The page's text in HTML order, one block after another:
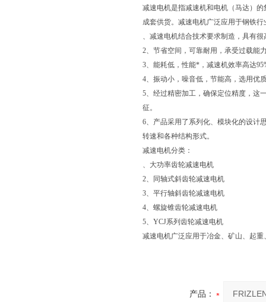
减速电机是指减速机和电机（马达）
成套供货。减速电机广泛应用于钢铁
、减速电机结合技术要求制造，具有
2、节省空间，可靠耐用，承受过载能
3、能耗低，性能*，减速机效率高达
4、振动小，噪音低，节能高，选用优
5、经过精密加工，确保定位精度，这
征。
6、产品采用了系列化、模块化的设计
转速和各种结构形式。
减速电机分类：
、大功率齿轮减速电机
2、同轴式斜齿轮减速电机
3、平行轴斜齿轮减速电机
4、螺旋锥齿轮减速电机
5、YCJ系列齿轮减速电机
减速电机广泛应用于冶金、矿山、起
产品：